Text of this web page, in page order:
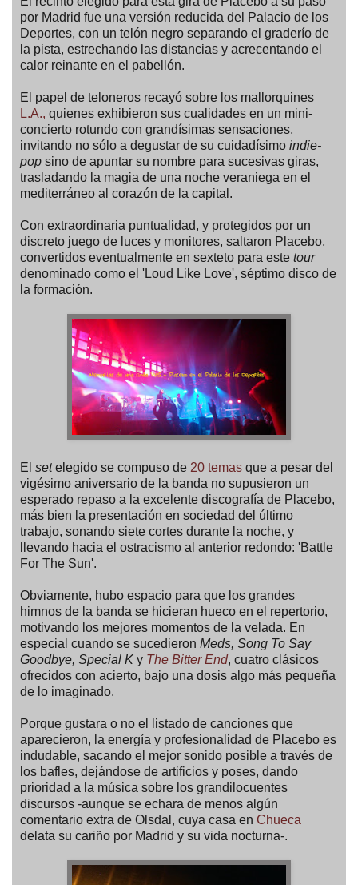
por Madrid fue una versión reducida del Palacio de los
Deportes, con un telón negro separando el graderío de
la pista, estrechando las distancias y acrecentando el
calor reinante en el pabellón.
El papel de teloneros recayó sobre los mallorquines
L.A., quienes exhibieron sus cualidades en un mini-
concierto rotundo con grandísimas sensaciones,
invitando no sólo a degustar de su cuidadísimo indie-
pop sino de apuntar su nombre para sucesivas giras,
trasladando la magia de una noche veraniega en el
mediterráneo al corazón de la capital.
Con extraordinaria puntualidad, y protegidos por un
discreto juego de luces y monitores, saltaron Placebo,
convertidos eventualmente en sexteto para este tour
denominado como el 'Loud Like Love', séptimo disco de
la formación.
El setelegido se compuso de 20 temas que a pesar del
vigésimo aniversario de la banda no supusieron un
esperado repaso a la excelente discografía de Placebo,
más bien la presentación en sociedad del último
trabajo, sonando siete cortes durante la noche, y
llevando hacia el ostracismo al anterior redondo: 'Battle
For The Sun'.
Obviamente, hubo espacio para que los grandes
himnos de la banda se hicieran hueco en el repertorio,
motivando los mejores momentos de la velada. En
especial cuando se sucedieron Meds, Song To Say
Goodbye, Special K y The Bitter End, cuatro clásicos
ofrecidos con acierto, bajo una dosis algo más pequeña
de lo imaginado.
Porque gustara o no el listado de canciones que
aparecieron, la energía y profesionalidad de Placebo es
indudable, sacando el mejor sonido posible a través de
los bafles, dejándose de artificios y poses, dando
prioridad a la música sobre los grandilocuentes
discursos -aunque se echara de menos algún
comentario extra de Olsdal, cuya casa en Chueca
delata su cariño por Madrid y su vida nocturna-.